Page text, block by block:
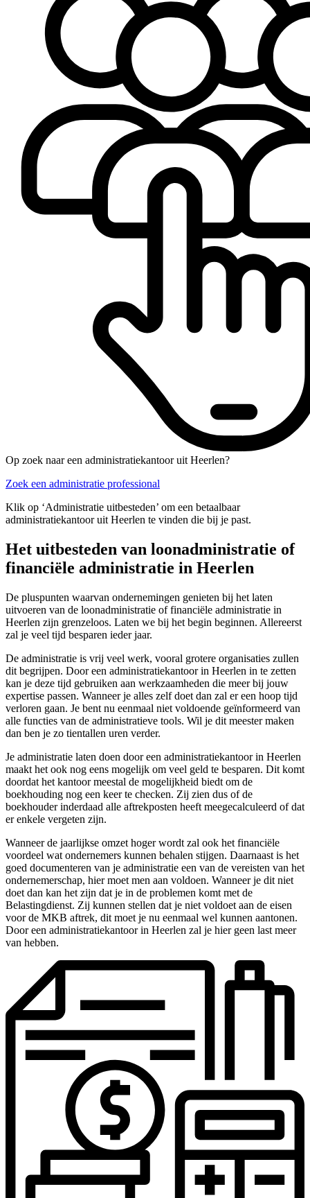
Op zoek naar een administratiekantoor uit Heerlen?
Zoek een administratie professional
Klik op ‘Administratie uitbesteden’ om een betaalbaar
administratiekantoor uit Heerlen te vinden die bij je past.
Het uitbesteden van loonadministratie of
financiële administratie in Heerlen
De pluspunten waarvan ondernemingen genieten bij het laten
uitvoeren van de loonadministratie of financiële administratie in
Heerlen zijn grenzeloos. Laten we bij het begin beginnen. Allereerst
zal je veel tijd besparen ieder jaar.
De administratie is vrij veel werk, vooral grotere organisaties zullen
dit begrijpen. Door een administratiekantoor in Heerlen in te zetten
kan je deze tijd gebruiken aan werkzaamheden die meer bij jouw
expertise passen. Wanneer je alles zelf doet dan zal er een hoop tijd
verloren gaan. Je bent nu eenmaal niet voldoende geïnformeerd van
alle functies van de administratieve tools. Wil je dit meester maken
dan ben je zo tientallen uren verder.
Je administratie laten doen door een administratiekantoor in Heerlen
maakt het ook nog eens mogelijk om veel geld te besparen. Dit komt
doordat het kantoor meestal de mogelijkheid biedt om de
boekhouding nog een keer te checken. Zij zien dus of de
boekhouder inderdaad alle aftrekposten heeft meegecalculeerd of dat
er enkele vergeten zijn.
Wanneer de jaarlijkse omzet hoger wordt zal ook het financiële
voordeel wat ondernemers kunnen behalen stijgen. Daarnaast is het
goed documenteren van je administratie een van de vereisten van het
ondernemerschap, hier moet men aan voldoen. Wanneer je dit niet
doet dan kan het zijn dat je in de problemen komt met de
Belastingdienst. Zij kunnen stellen dat je niet voldoet aan de eisen
voor de MKB aftrek, dit moet je nu eenmaal wel kunnen aantonen.
Door een administratiekantoor in Heerlen zal je hier geen last meer
van hebben.